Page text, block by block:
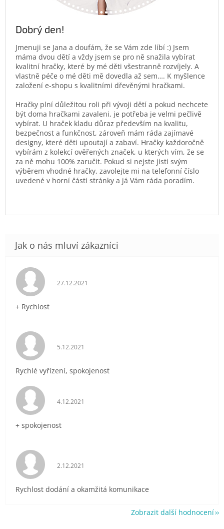
Dobrý den!
Jmenuji se Jana a doufám, že se Vám zde líbí :) Jsem
máma dvou dětí a vždy jsem se pro ně snažila vybírat
kvalitní hračky, které by mé děti všestranně rozvíjely. A
vlastně péče o mé děti mě dovedla až sem…. K myšlence
založení e-shopu s kvalitními dřevěnými hračkami.
Hračky plní důležitou roli při vývoji dětí a pokud nechcete
být doma hračkami zavaleni, je potřeba je velmi pečlivě
vybírat. U hraček kladu důraz především na kvalitu,
bezpečnost a funkčnost, zároveň mám ráda zajímavé
designy, které děti upoutají a zabaví. Hračky každoročně
vybírám z kolekcí ověřených značek, u kterých vím, že se
za ně mohu 100% zaručit. Pokud si nejste jisti svým
výběrem vhodné hračky, zavolejte mi na telefonní číslo
uvedené v horní části stránky a já Vám ráda poradím.
Hodnocení obchodu je 5 z 5 hvězdiček.
27.12.2021
+ Rychlost
Hodnocení obchodu je 5 z 5 hvězdiček.
5.12.2021
Rychlé vyřízení, spokojenost
Hodnocení obchodu je 5 z 5 hvězdiček.
4.12.2021
+ spokojenost
Hodnocení obchodu je 5 z 5 hvězdiček.
2.12.2021
Rychlost dodání a okamžitá komunikace
Zobrazit další hodnocení